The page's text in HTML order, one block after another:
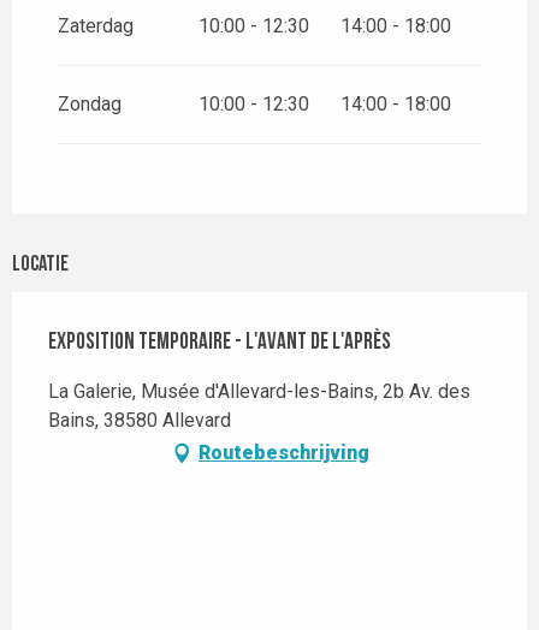
Zaterdag 10:00 - 12:30 14:00 - 18:00
Zondag 10:00 - 12:30 14:00 - 18:00
Locatie
Exposition temporaire - L'avant de l'après
La Galerie, Musée d'Allevard-les-Bains, 2b Av. des
Bains, 38580 Allevard
Routebeschrijving